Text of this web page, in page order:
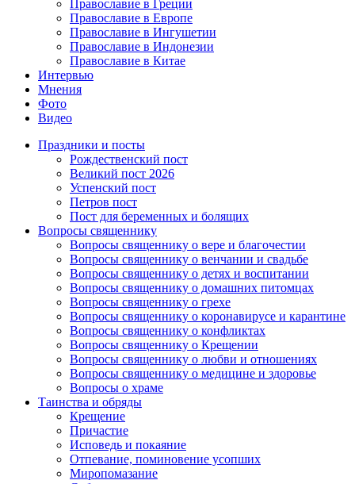
Православие в Греции
Православие в Европе
Православие в Ингушетии
Православие в Индонезии
Православие в Китае
Интервью
Мнения
Фото
Видео
Праздники и посты
Рождественский пост
Великий пост 2026
Успенский пост
Петров пост
Пост для беременных и болящих
Вопросы священнику
Вопросы священнику о вере и благочестии
Вопросы священнику о венчании и свадьбе
Вопросы священнику о детях и воспитании
Вопросы священнику о домашних питомцах
Вопросы священнику о грехе
Вопросы священнику о коронавирусе и карантине
Вопросы священнику о конфликтах
Вопросы священнику о Крещении
Вопросы священнику о любви и отношениях
Вопросы священнику о медицине и здоровье
Вопросы о храме
Таинства и обряды
Крещение
Причастие
Исповедь и покаяние
Отпевание, поминовение усопших
Миропомазание